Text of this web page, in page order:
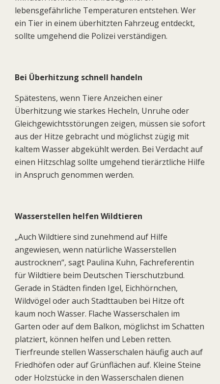
lebensgefährliche Temperaturen entstehen. Wer
ein Tier in einem überhitzten Fahrzeug entdeckt,
sollte umgehend die Polizei verständigen.
Bei Überhitzung schnell handeln
Spätestens, wenn Tiere Anzeichen einer
Überhitzung wie starkes Hecheln, Unruhe oder
Gleichgewichtsstörungen zeigen, müssen sie sofort
aus der Hitze gebracht und möglichst zügig mit
kaltem Wasser abgekühlt werden. Bei Verdacht auf
einen Hitzschlag sollte umgehend tierärztliche Hilfe
in Anspruch genommen werden.
Wasserstellen helfen Wildtieren
„Auch Wildtiere sind zunehmend auf Hilfe
angewiesen, wenn natürliche Wasserstellen
austrocknen“, sagt Paulina Kuhn, Fachreferentin
für Wildtiere beim Deutschen Tierschutzbund.
Gerade in Städten finden Igel, Eichhörnchen,
Wildvögel oder auch Stadttauben bei Hitze oft
kaum noch Wasser. Flache Wasserschalen im
Garten oder auf dem Balkon, möglichst im Schatten
platziert, können helfen und Leben retten.
Tierfreunde stellen Wasserschalen häufig auch auf
Friedhöfen oder auf Grünflächen auf. Kleine Steine
oder Holzstücke in den Wasserschalen dienen